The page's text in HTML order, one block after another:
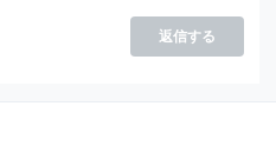
返信する